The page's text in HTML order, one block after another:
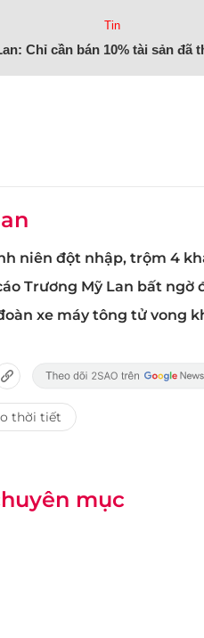
Tin
Chỉ cần bán 10% tài sản đã
niên đột nhập, trộm 4
Trương Mỹ Lan bất ngờ
xe máy tông tử vong
thời tiết
mục